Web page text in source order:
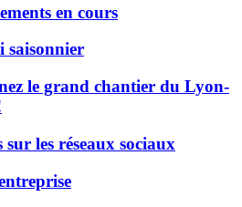
en cours
saisonnier
le grand chantier du Lyon-
sur les réseaux sociaux